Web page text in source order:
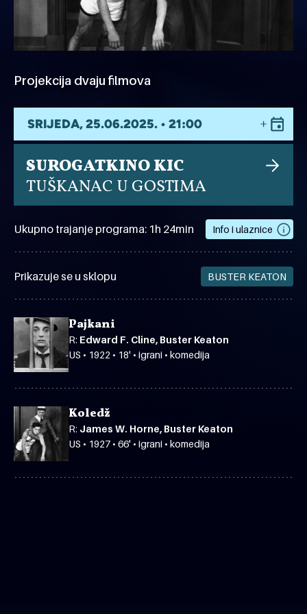
Projekcija dvaju filmova
SRIJEDA, 25.06.2025. • 21:00
SUROGATKINO KIC
TUŠKANAC U GOSTIMA
Ukupno trajanje programa: 1h 24min Info i ulaznice
Prikazuje se u sklopu BUSTER KEATON
Pajkani
R: Edward F. Cline, Buster Keaton
US • 1922 • 18' • igrani • komedija
Koledž
R: James W. Horne, Buster Keaton
US • 1927 • 66' • igrani • komedija